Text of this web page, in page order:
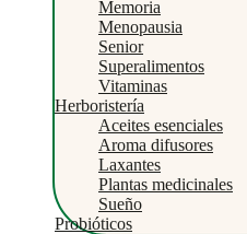
Memoria
Menopausia
Senior
Superalimentos
Vitaminas
Herboristería
Aceites esenciales
Aroma difusores
Laxantes
Plantas medicinales
Sueño
Probióticos